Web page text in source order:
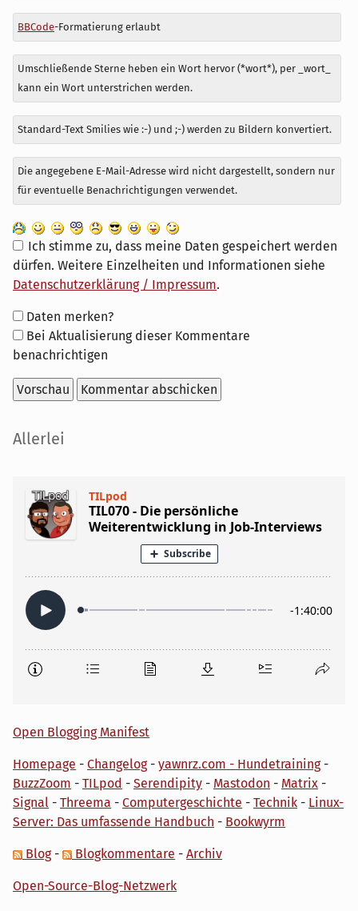
BBCode-Formatierung erlaubt
Umschließende Sterne heben ein Wort hervor (*wort*), per _wort_
kann ein Wort unterstrichen werden.
Standard-Text Smilies wie :-) und ;-) werden zu Bildern konvertiert.
Die angegebene E-Mail-Adresse wird nicht dargestellt, sondern nur
für eventuelle Benachrichtigungen verwendet.
Ich stimme zu, dass meine Daten gespeichert werden
dürfen. Weitere Einzelheiten und Informationen siehe
Datenschutzerklärung / Impressum.
Formular-
Optionen
Daten merken?
Bei Aktualisierung dieser Kommentare
benachrichtigen
Seitenleiste
Allerlei
Open Blogging Manifest
Homepage - Changelog- yawnrz.com - Hundetraining-
BuzzZoom - TILpod - Serendipity - Mastodon - Matrix -
Signal - Threema - Computergeschichte - Technik - Linux-
Server: Das umfassende Handbuch - Bookwyrm
Blog- Blogkommentare - Archiv
Open-Source-Blog-Netzwerk